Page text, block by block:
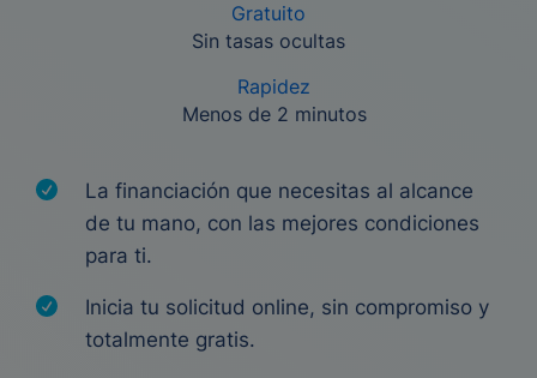
Gratuito
Sin tasas ocultas
Rapidez
Menos de 2 minutos
La financiación que necesitas al alcance
de tu mano, con las mejores condiciones
para ti.
Inicia tu solicitud online, sin compromiso y
totalmente gratis.